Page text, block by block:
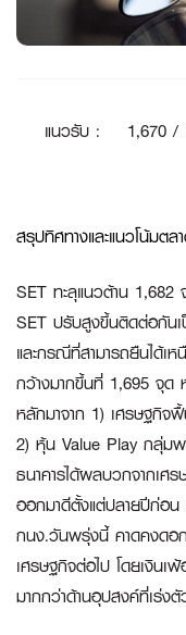
แนวรับ: 1,670 /
สรุปทิศทางและแนวโน้มตล
SET ทะลุแนวต้าน 1,682
SET ปรับสูงขึ้นติดต่อกัน
และกรณีที่สามารถยืนได้เ
กว้างมากขึ้นที่ 1,695 จุ
หลักมาจาก 1) เศรษฐกิ
2) หุ้น Value Play กลุ่ม
ธนาคารได้ผลบวกจากเศ
ออกมาดีตั้งแต่ปลายปีก่อน
กนง.วันพรุ่งนี้ คาดคงด
เศรษฐกิจต่อไป โดยเงิน
มากกว่าด้านอุปสงค์ที่เร่ง